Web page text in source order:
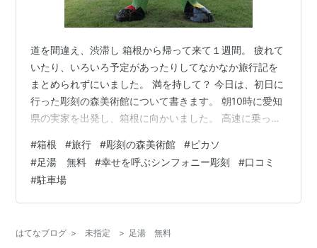
道を間違え、渋滞し 箱根から帰って来て１週間。 疲れて
いたり、いろいろ予定があったりしてなかなか旅行記を
まとめられずにいました。 満を持して？ 今日は、初日に
行った彫刻の森美術館について書きます。 朝10時に愛知
県の実家を出発し、箱根に向かいました。 高速に乗った
のICでも大丈夫～」と言っていたら、そこまでの区間が
渋滞…。 結局予定よりも１時間ほど遅く箱根につきまし
た。 ホテルにチェックインしてから箱根の森美術館に行
こうと思っていたのですが、時間が無くなってしまった
とにしました。 閉館時間の１時…
#箱根 #旅行 #彫刻の森美術館 #ピカソ
#足湯 無料 #幸せを呼ぶシンフォニー彫刻 #口コミ
#駐車場
はてなブログ > 未指定 > 足湯 無料